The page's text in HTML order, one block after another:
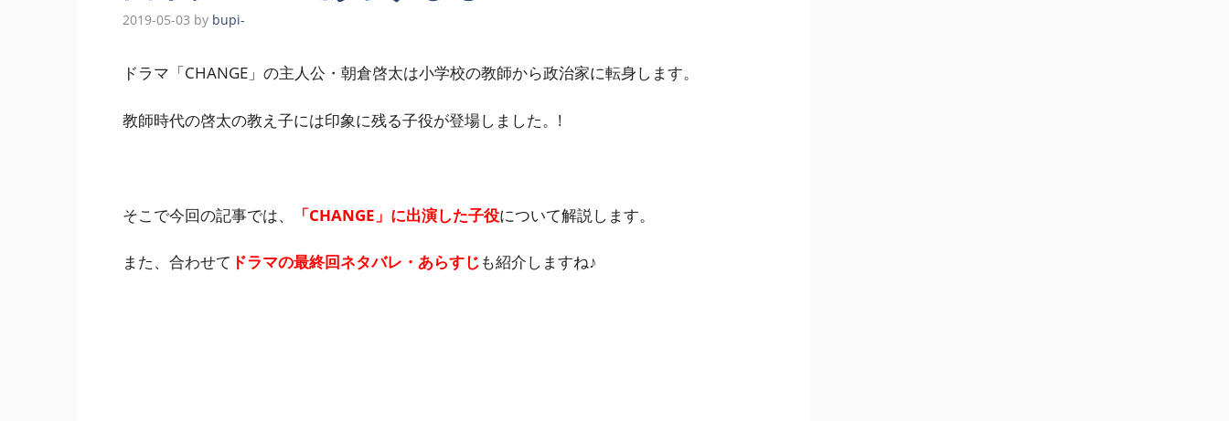
2019-05-03 by bupi-
ドラマ「CHANGE」の主人公・朝倉啓太は小学校の教師から政治家に転身します。
教師時代の啓太の教え子には印象に残る子役が登場しました。!
そこで今回の記事では、 「CHANGE」に出演した子役について解説します。
また、合わせて ドラマの最終回ネタバレ・あらすじも紹介しますね♪